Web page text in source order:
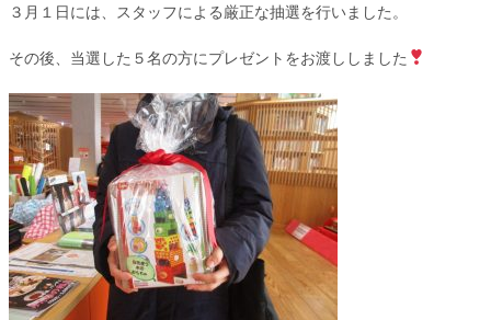
３月１日には、スタッフによる厳正な抽選を行いました。
その後、当選した５名の方にプレゼントをお渡ししました